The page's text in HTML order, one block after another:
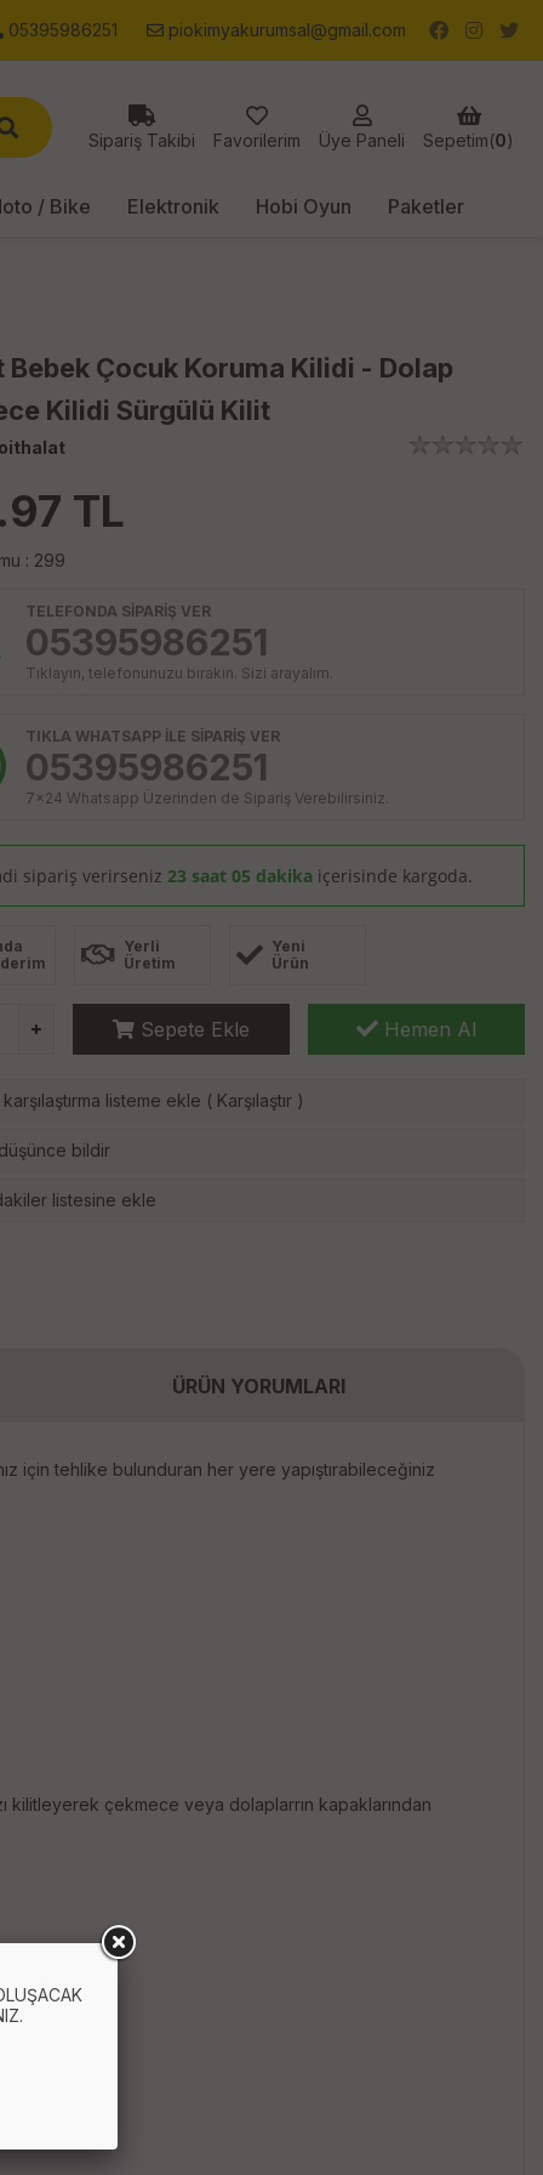
05395986251 piokimyakurumsal@gmail.com
Sipariş Takibi Favorilerim Üye Paneli Sepetim(0)
/ Bike Elektronik Hobi Oyun Paketler
Bebek Çocuk Koruma Kilidi - Dolap
Kilidi Sürgülü Kilit
TL
: 299
TELEFONDA SİPARİŞ VER
05395986251
Tıklayın, telefonunuzu bırakın. Sizi arayalım.
TIKLA WHATSAPP İLE SİPARİŞ VER
05395986251
7x24 Whatsapp Üzerinden de Sipariş Verebilirsiniz.
sipariş verirseniz 23 saat 05 dakika içerisinde kargoda.
Yerli
Üretim
Yeni
Ürün
Sepete Ekle Hemen Al
listeme ekle ( Karşılaştır )
düşünce bildir
listesine ekle
ÜRÜN YORUMLARI
için tehlike bulunduran her yere yapıştırabileceğiniz
kilitleyerek çekmece veya dolaplarrın kapaklarından